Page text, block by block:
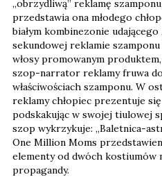
„obrzydliwą” reklamę
przedstawia ona młodego
białym kombinezonie
sekundowej reklamie
włosy promowanym
szop-narrator reklamy fruwa
właściwościach szamponu. W
reklamy chłopiec prezentuje
podskakując w swojej tiulowej
szop wykrzykuje: „Baletnica-
One Million Moms
elementy od dwóch kostiumów
propagandy.